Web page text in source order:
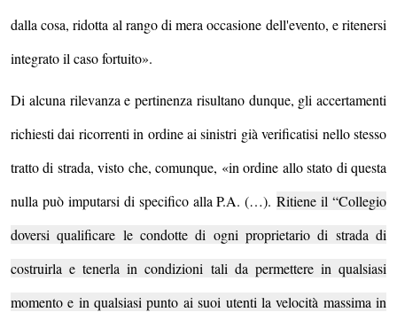
dalla cosa, ridotta al rango di mera occasione dell'evento, e ritenersi
integrato il caso fortuito».
Di alcuna rilevanza e pertinenza risultano dunque, gli accertamenti
richiesti dai ricorrenti in ordine ai sinistri già verificatisi nello stesso
tratto di strada, visto che, comunque, «in ordine allo stato di questa
nulla può imputarsi di specifico alla P.A. (…).Ritiene il “Collegio
doversi qualificare le condotte di ogni proprietario di strada di
costruirla e tenerla in condizioni tali da permettere in qualsiasi
momento e in qualsiasi punto ai suoi utenti la velocità massima in